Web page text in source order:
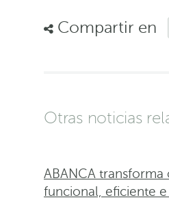
Compartir en
Otras noticias
ABANCA
funcional, eficiente e